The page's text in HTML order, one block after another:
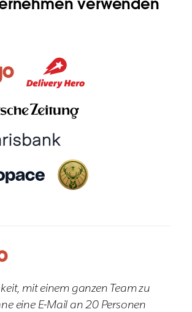
verwenden
mit einem ganzen Team zu
eine E-Mail an 20 Personen